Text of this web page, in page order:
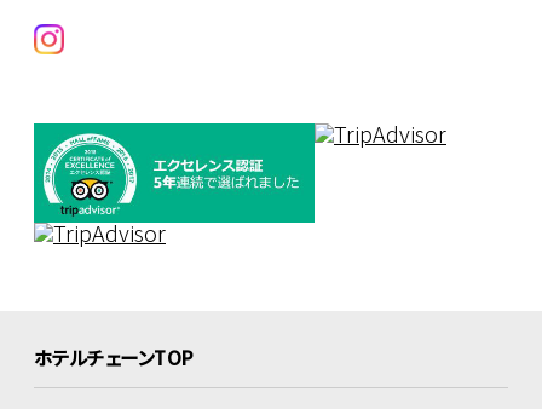
ホテルチェーンTOP